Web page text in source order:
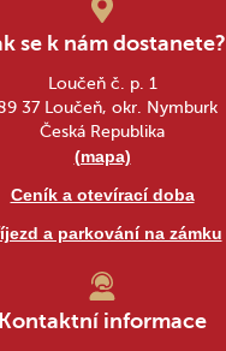
se k nám dostanete?
Loučeň č. p. 1
37 Loučeň, okr. Nymburk
Česká Republika
(mapa)
Ceník a otevírací doba
a parkování na zámku
Kontaktní informace